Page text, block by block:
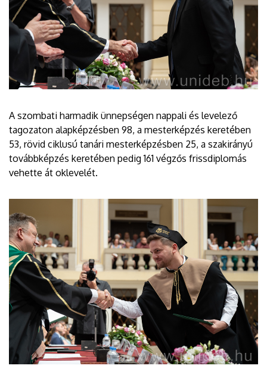
A szombati harmadik ünnepségen nappali és levelező
tagozaton alapképzésben 98, a mesterképzés keretében
53, rövid ciklusú tanári mesterképzésben 25, a szakirányú
továbbképzés keretében pedig 161 végzős frissdiplomás
vehette át oklevelét.